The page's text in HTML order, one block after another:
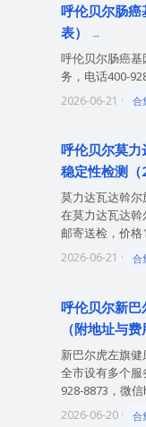
呼伦贝尔肠
表）
呼伦贝尔肠癌
务，电话400-
2026-06-21 · 合
呼伦贝尔莫力
稳定性检测（
莫力达瓦达斡
在莫力达瓦达斡
邮寄送检，价格
2026-06-21 · 合
呼伦贝尔新巴
（附地址与费
新巴尔虎左旗
全市设有多个
928-8873，微信
2026-06-20 · 合